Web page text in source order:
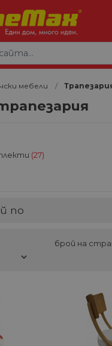
мебели
(27)
по
брой на